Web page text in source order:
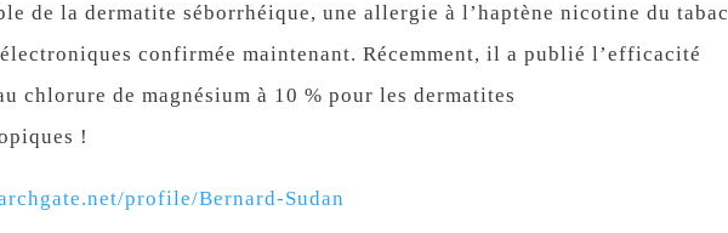
de la dermatite séborrhéique, une allergie à l’haptène nicotine du tabac
confirmée maintenant. Récemment, il a publié l’efficacité
chlorure de magnésium à 10 % pour les dermatites
!
profile/Bernard-Sudan